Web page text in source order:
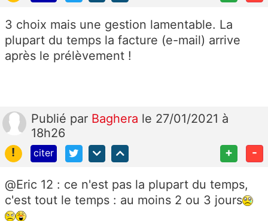
3 choix mais une gestion lamentable. La
plupart du temps la facture (e-mail) arrive
après le prélèvement !
Publié par Baghera le 27/01/2021 à
18h26
!
citer + -
@Eric 12 : ce n'est pas la plupart du temps,
c'est tout le temps : au moins 2 ou 3 jours